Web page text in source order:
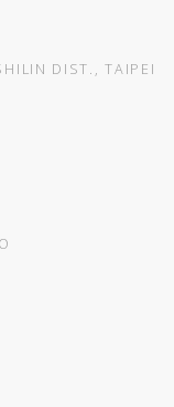
DIST., TAIPEI